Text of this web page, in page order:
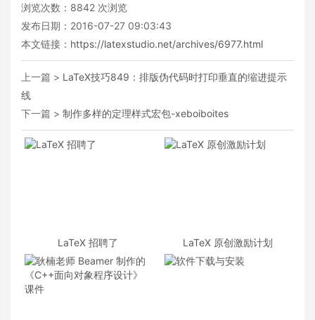
浏览次数： 8842 次浏览
发布日期：2016-07-27 09:03:43
本文链接： https://latexstudio.net/archives/6977.html
上一篇 > LaTeX技巧849：排版伪代码时打印垂直的缩进提示
线
下一篇 > 制作多样的定理样式宏包-xeboiboites
LaTeX 招聘了 LaTeX 原创激励计划